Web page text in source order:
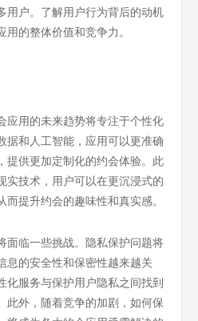
用户。了解用户行为背后的动机
的整体价值和竞争力。
应用的未来趋势将专注于个性化
据和人工智能，应用可以更准确
提供更加定制化的约会体验。此
实技术，用户可以在更沉浸式的
提升约会的趣味性和真实感。
面临一些挑战。隐私保护问题将
息的安全性和保密性越来越关
化服务与保护用户隐私之间找到
此外，随着竞争的加剧，如何保